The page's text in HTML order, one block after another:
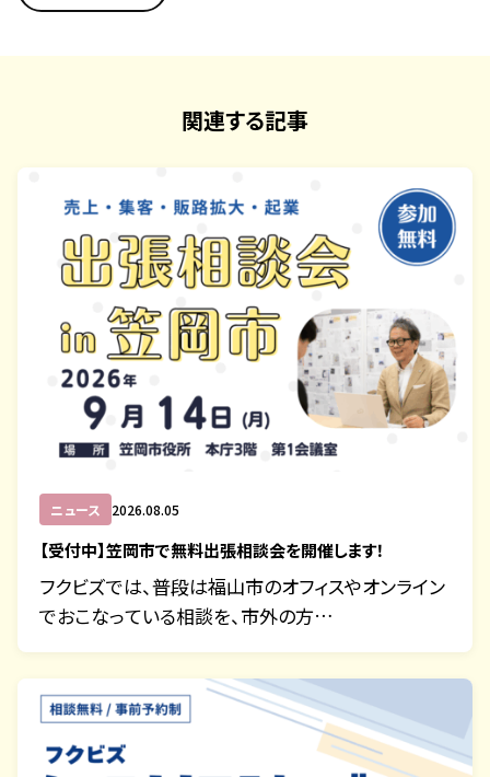
関連する記事
ニュース 2026.08.05
【受付中】笠岡市で無料出張相談会を開催します！
フクビズでは、普段は福山市のオフィスやオンライン
でおこなっている相談を、市外の方…